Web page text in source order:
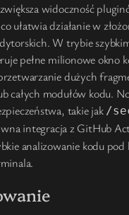
widoczność
ułatwia działanie w
W trybie
pełne milionowe okno
dużych
całych modułów kodu.
takie jak /
integracja z GitHub
analizowanie kodu pod